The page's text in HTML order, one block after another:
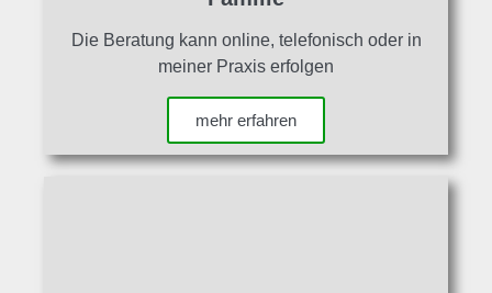
Die Beratung kann online, telefonisch oder in
meiner Praxis erfolgen
mehr erfahren